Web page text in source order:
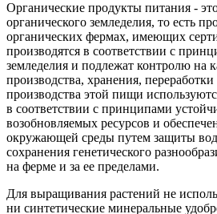
Органические продукты питания -
органического земледелия, то есть
органических фермах, имеющих
производятся в соответствии с
земледелия и подлежат контролю на
производства, хранения,
производства этой пищи
в соответствии с принципами
возобновляемых ресурсов и
окружающей среды путем защиты
сохранения генетического
на ферме и за ее пределами.
Для выращивания растений не
ни синтетические минеральные